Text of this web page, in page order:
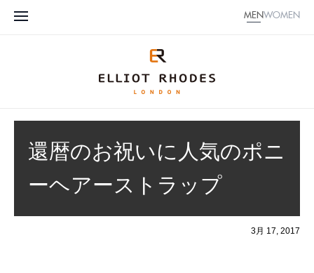
MENWOMEN
還暦のお祝いに人気のポニ
ーヘアーストラップ
3月 17, 2017